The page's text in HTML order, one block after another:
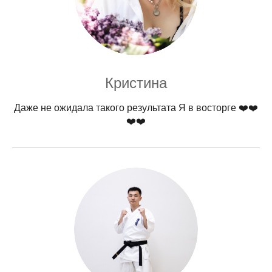
Кристина
Даже не ожидала такого результата Я в восторге ❤️❤️
❤️❤️